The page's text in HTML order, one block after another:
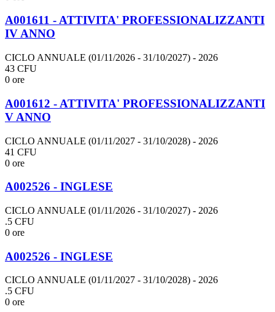
A001611 - ATTIVITA' PROFESSIONALIZZANTI
IV ANNO
CICLO ANNUALE (01/11/2026 - 31/10/2027) - 2026
43 CFU
0 ore
A001612 - ATTIVITA' PROFESSIONALIZZANTI
V ANNO
CICLO ANNUALE (01/11/2027 - 31/10/2028) - 2026
41 CFU
0 ore
A002526 - INGLESE
CICLO ANNUALE (01/11/2026 - 31/10/2027) - 2026
.5 CFU
0 ore
A002526 - INGLESE
CICLO ANNUALE (01/11/2027 - 31/10/2028) - 2026
.5 CFU
0 ore